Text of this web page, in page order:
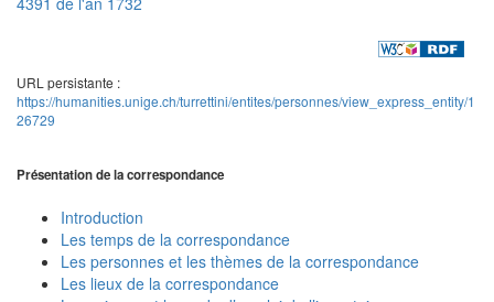
URL persistante :
https://humanities.unige.ch/turrettini/entites/personnes/view_express_entity/1
26729
Présentation de la correspondance
Introduction
Les temps de la correspondance
Les personnes et les thèmes de la correspondance
Les lieux de la correspondance